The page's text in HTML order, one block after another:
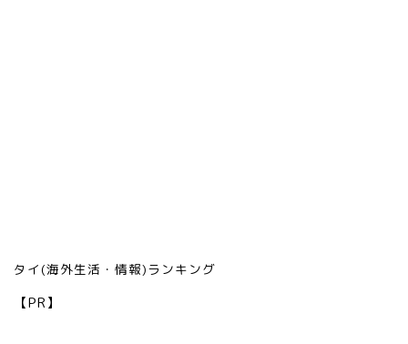
タイ(海外生活・情報)ランキング
【PR】